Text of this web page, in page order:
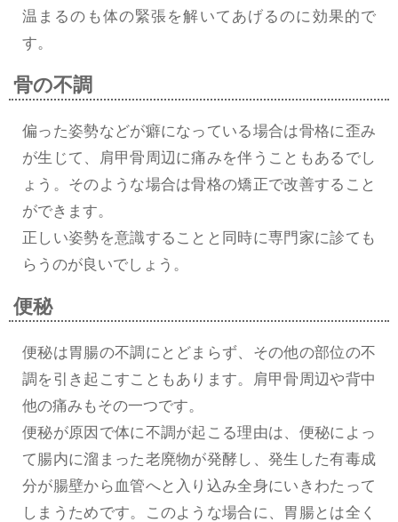
温まるのも体の緊張を解いてあげるのに効果的で
す。
骨の不調
偏った姿勢などが癖になっている場合は骨格に歪み
が生じて、肩甲骨周辺に痛みを伴うこともあるでし
ょう。そのような場合は骨格の矯正で改善すること
ができます。
正しい姿勢を意識することと同時に専門家に診ても
らうのが良いでしょう。
便秘
便秘は胃腸の不調にとどまらず、その他の部位の不
調を引き起こすこともあります。肩甲骨周辺や背中
他の痛みもその一つです。
便秘が原因で体に不調が起こる理由は、便秘によっ
て腸内に溜まった老廃物が発酵し、発生した有毒成
分が腸壁から血管へと入り込み全身にいきわたって
しまうためです。このような場合に、胃腸とは全く